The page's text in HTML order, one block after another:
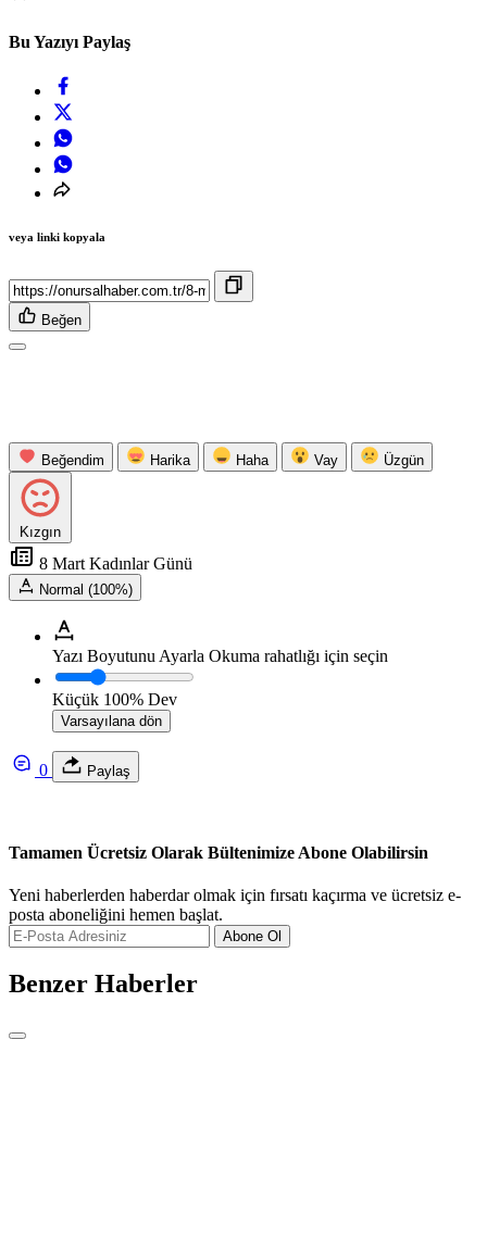
Bu Yazıyı Paylaş
veya linki kopyala
Beğen
Beğendim Harika Haha Vay Üzgün
Kızgın
8 Mart Kadınlar Günü
Normal (100%)
Yazı Boyutunu Ayarla Okuma rahatlığı için seçin
Küçük 100% Dev
Varsayılana dön
0 Paylaş
Tamamen Ücretsiz Olarak Bültenimize Abone Olabilirsin
Yeni haberlerden haberdar olmak için fırsatı kaçırma ve ücretsiz e-
posta aboneliğini hemen başlat.
Abone Ol
Benzer Haberler